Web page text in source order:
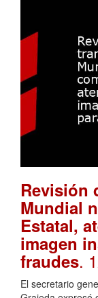
Revisión
Mundial
Estatal,
imagen
fraudes.
El secretario